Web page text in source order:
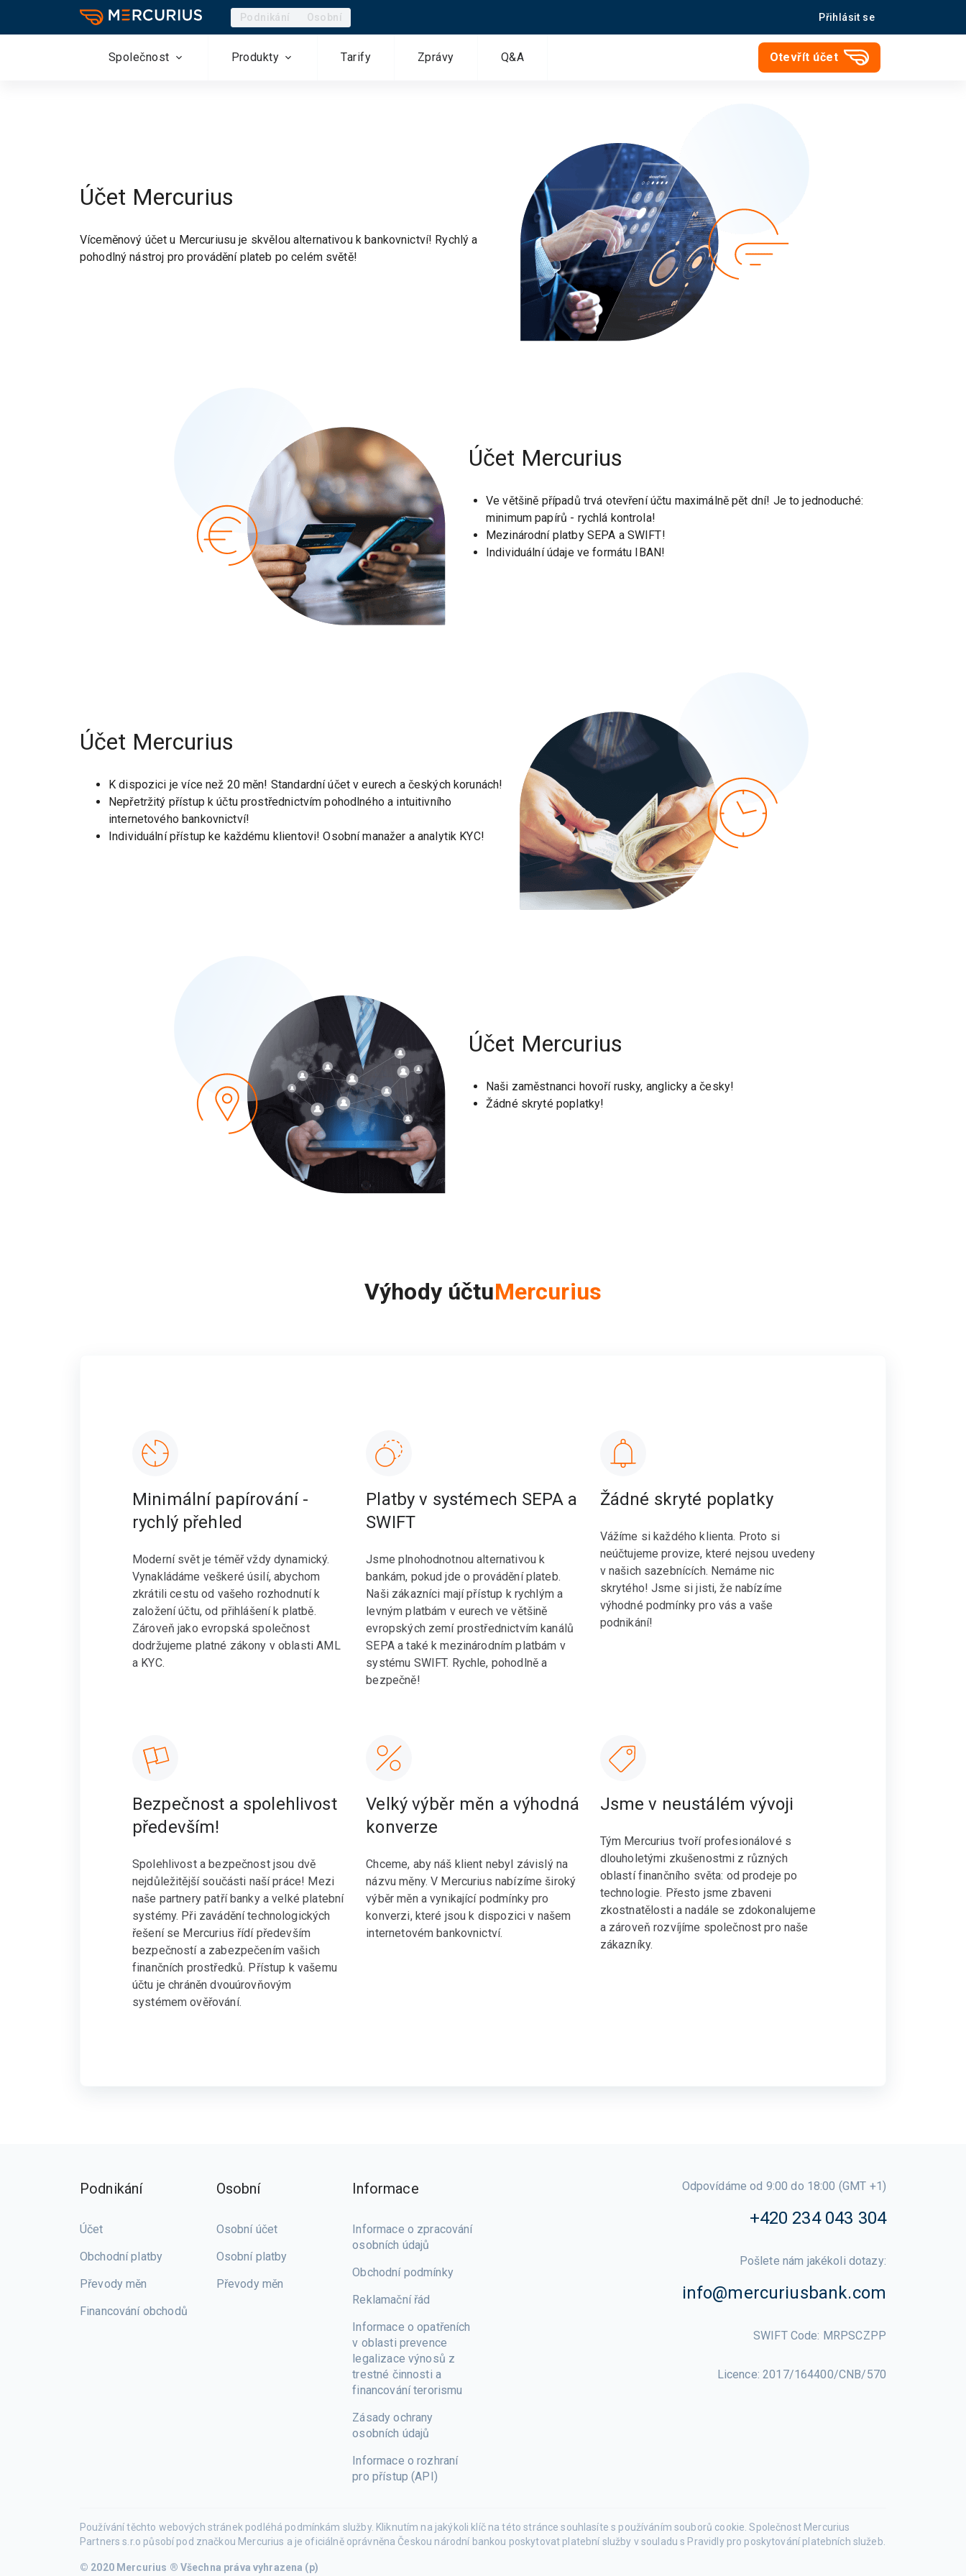
Podnikání Osobní Přihlásit se
Společnost Produkty Tarify Zprávy Q&A Otevřít účet
Účet Mercurius
Víceměnový účet u Mercuriusu je skvělou alternativou k bankovnictví! Rychlý a
pohodlný nástroj pro provádění plateb po celém světě!
Účet Mercurius
Ve většině případů trvá otevření účtu maximálně pět dní! Je to jednoduché:
minimum papírů - rychlá kontrola!
Mezinárodní platby SEPA a SWIFT!
Individuální údaje ve formátu IBAN!
Účet Mercurius
K dispozici je více než 20 měn! Standardní účet v eurech a českých korunách!
Nepřetržitý přístup k účtu prostřednictvím pohodlného a intuitivního
internetového bankovnictví!
Individuální přístup ke každému klientovi! Osobní manažer a analytik KYC!
Účet Mercurius
Naši zaměstnanci hovoří rusky, anglicky a česky!
Žádné skryté poplatky!
Výhody účtuMercurius
Minimální papírování -
rychlý přehled
Moderní svět je téměř vždy dynamický.
Vynakládáme veškeré úsilí, abychom
zkrátili cestu od vašeho rozhodnutí k
založení účtu, od přihlášení k platbě.
Zároveň jako evropská společnost
dodržujeme platné zákony v oblasti AML
a KYC.
Platby v systémech SEPA a
SWIFT
Jsme plnohodnotnou alternativou k
bankám, pokud jde o provádění plateb.
Naši zákazníci mají přístup k rychlým a
levným platbám v eurech ve většině
evropských zemí prostřednictvím kanálů
SEPA a také k mezinárodním platbám v
systému SWIFT. Rychle, pohodlně a
bezpečně!
Žádné skryté poplatky
Vážíme si každého klienta. Proto si
neúčtujeme provize, které nejsou uvedeny
v našich sazebnících. Nemáme nic
skrytého! Jsme si jisti, že nabízíme
výhodné podmínky pro vás a vaše
podnikání!
Bezpečnost a spolehlivost
především!
Spolehlivost a bezpečnost jsou dvě
nejdůležitější součásti naší práce! Mezi
naše partnery patří banky a velké platební
systémy. Při zavádění technologických
řešení se Mercurius řídí především
bezpečností a zabezpečením vašich
finančních prostředků. Přístup k vašemu
účtu je chráněn dvouúrovňovým
systémem ověřování.
Velký výběr měn a výhodná
konverze
Chceme, aby náš klient nebyl závislý na
názvu měny. V Mercurius nabízíme široký
výběr měn a vynikající podmínky pro
konverzi, které jsou k dispozici v našem
internetovém bankovnictví.
Jsme v neustálém vývoji
Tým Mercurius tvoří profesionálové s
dlouholetými zkušenostmi z různých
oblastí finančního světa: od prodeje po
technologie. Přesto jsme zbaveni
zkostnatělosti a nadále se zdokonalujeme
a zároveň rozvíjíme společnost pro naše
zákazníky.
Podnikání
Účet
Obchodní platby
Převody měn
Financování obchodů
Osobní
Osobní účet
Osobní platby
Převody měn
Informace
Informace o zpracování
osobních údajů
Obchodní podmínky
Reklamační řád
Informace o opatřeních
v oblasti prevence
legalizace výnosů z
trestné činnosti a
financování terorismu
Zásady ochrany
osobních údajů
Informace o rozhraní
pro přístup (API)
Odpovídáme od 9:00 do 18:00 (GMT +1)
+420 234 043 304
Pošlete nám jakékoli dotazy:
info@mercuriusbank.com
SWIFT Code: MRPSCZPP
Licence:2017/164400/CNB/570
Používání těchto webových stránek podléhá podmínkám služby. Kliknutím na jakýkoli klíč na této stránce souhlasíte s používáním souborů cookie. Společnost Mercurius
Partners s.r.o působí pod značkou Mercurius a je oficiálně oprávněna Českou národní bankou poskytovat platební služby v souladu s Pravidly pro poskytování platebních služeb.
© 2020 Mercurius ® Všechna práva vyhrazena (p)